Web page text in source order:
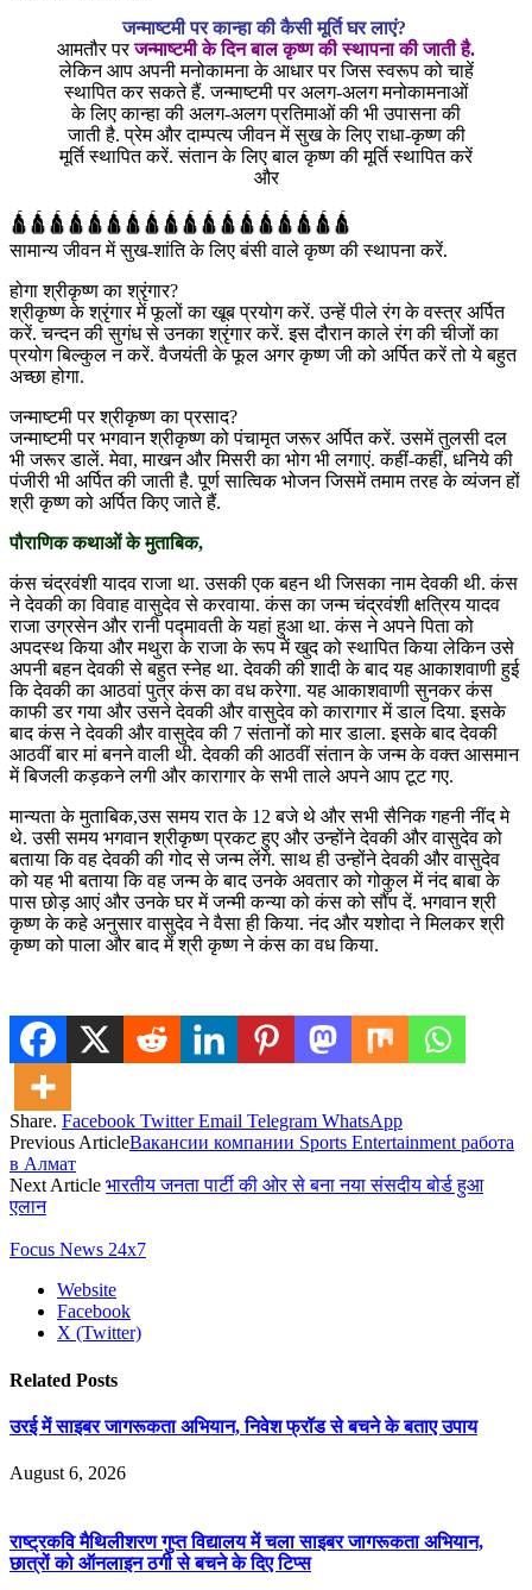
जन्माष्टमी पर कान्हा की कैसी मूर्ति घर लाएं?
आमतौर परजन्माष्टमी के दिन बाल कृष्ण की स्थापना की जाती है.
लेकिन आप अपनी मनोकामना के आधार पर जिस स्वरूप को चाहें
स्थापित कर सकते हैं. जन्माष्टमी पर अलग-अलग मनोकामनाओं
के लिए कान्हा की अलग-अलग प्रतिमाओं की भी उपासना की
जाती है. प्रेम और दाम्पत्य जीवन में सुख के लिए राधा-कृष्ण की
मूर्ति स्थापित करें. संतान के लिए बाल कृष्ण की मूर्ति स्थापित करें
और
🛕🛕🛕🛕🛕🛕🛕🛕🛕🛕🛕🛕🛕🛕🛕🛕🛕🛕
सामान्य जीवन में सुख-शांति के लिए बंसी वाले कृष्ण की स्थापना करें.
होगा श्रीकृष्ण का श्रृंगार?
श्रीकृष्ण के श्रृंगार में फूलों का खूब प्रयोग करें. उन्हें पीले रंग के वस्त्र अर्पित
करें. चन्दन की सुगंध से उनका श्रृंगार करें. इस दौरान काले रंग की चीजों का
प्रयोग बिल्कुल न करें. वैजयंती के फूल अगर कृष्ण जी को अर्पित करें तो ये बहुत
अच्छा होगा.
जन्माष्टमी पर श्रीकृष्ण का प्रसाद?
जन्माष्टमी पर भगवान श्रीकृष्ण को पंचामृत जरूर अर्पित करें. उसमें तुलसी दल
भी जरूर डालें. मेवा, माखन और मिसरी का भोग भी लगाएं. कहीं-कहीं, धनिये की
पंजीरी भी अर्पित की जाती है. पूर्ण सात्विक भोजन जिसमें तमाम तरह के व्यंजन हों
श्री कृष्ण को अर्पित किए जाते हैं.
पौराणिक कथाओं के मुताबिक,
कंस चंद्रवंशी यादव राजा था. उसकी एक बहन थी जिसका नाम देवकी थी. कंस
ने देवकी का विवाह वासुदेव से करवाया. कंस का जन्म चंद्रवंशी क्षत्रिय यादव
राजा उग्रसेन और रानी पद्मावती के यहां हुआ था. कंस ने अपने पिता को
अपदस्थ किया और मथुरा के राजा के रूप में खुद को स्थापित किया लेकिन उसे
अपनी बहन देवकी से बहुत स्नेह था. देवकी की शादी के बाद यह आकाशवाणी हुई
कि देवकी का आठवां पुत्र कंस का वध करेगा. यह आकाशवाणी सुनकर कंस
काफी डर गया और उसने देवकी और वासुदेव को कारागार में डाल दिया. इसके
बाद कंस ने देवकी और वासुदेव की 7 संतानों को मार डाला. इसके बाद देवकी
आठवीं बार मां बनने वाली थी. देवकी की आठवीं संतान के जन्म के वक्त आसमान
में बिजली कड़कने लगी और कारागार के सभी ताले अपने आप टूट गए.
मान्यता के मुताबिक,उस समय रात के 12 बजे थे और सभी सैनिक गहनी नींद मे
थे. उसी समय भगवान श्रीकृष्ण प्रकट हुए और उन्होंने देवकी और वासुदेव को
बताया कि वह देवकी की गोद से जन्म लेंगे. साथ ही उन्होंने देवकी और वासुदेव
को यह भी बताया कि वह जन्म के बाद उनके अवतार को गोकुल में नंद बाबा के
पास छोड़ आएं और उनके घर में जन्मी कन्या को कंस को सौंप दें. भगवान श्री
कृष्ण के कहे अनुसार वासुदेव ने वैसा ही किया. नंद और यशोदा ने मिलकर श्री
कृष्ण को पाला और बाद में श्री कृष्ण ने कंस का वध किया.
Share. Facebook Twitter Email Telegram WhatsApp
Previous ArticleВакансии компании Sports Entertainment работа
в Алмат
Next Article भारतीय जनता पार्टी की ओर से बना नया संसदीय बोर्ड हुआ
एलान
Focus News 24x7
Website
Facebook
X (Twitter)
Related Posts
उरई में साइबर जागरूकता अभियान, निवेश फ्रॉड से बचने के बताए उपाय
August 6, 2026
राष्ट्रकवि मैथिलीशरण गुप्त विद्यालय में चला साइबर जागरूकता अभियान,
छात्रों को ऑनलाइन ठगी से बचने के दिए टिप्स